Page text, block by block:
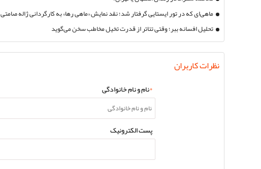
ماهی‌ای که در تور ایستایی گرفتار شد؛ نقد نمایش «ماهی رها» به کارگردانی ژاله صامتی
تحلیل افسانه ببر؛ وقتی تئاتر از قدرت تخیل مخاطب سخن می‌گوید
نظرات کاربران
*نام و نام خانوادگی
پست الکترونیک